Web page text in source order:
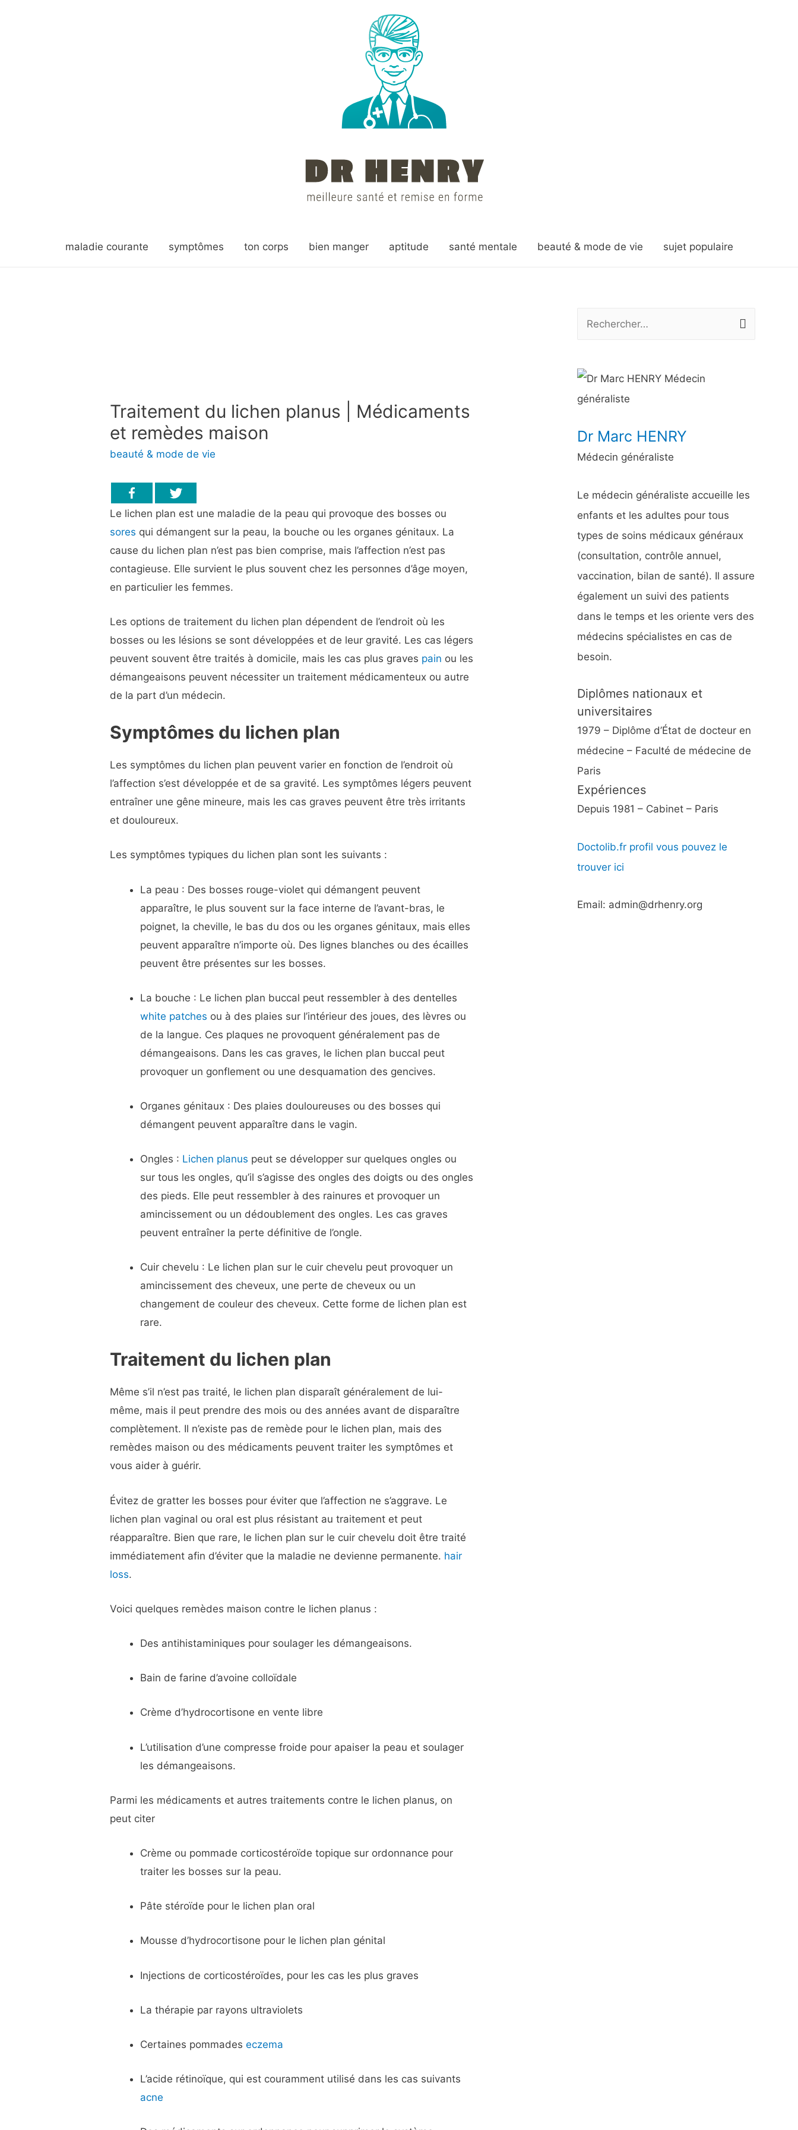
maladie courante symptômes ton corps bien manger aptitude santé mentale beauté & mode de vie sujet populaire
Traitement du lichen planus | Médicaments
et remèdes maison
beauté & mode de vie
Le lichen plan est une maladie de la peau qui provoque des bosses ou
sores qui démangent sur la peau, la bouche ou les organes génitaux. La
cause du lichen plan n’est pas bien comprise, mais l’affection n’est pas
contagieuse. Elle survient le plus souvent chez les personnes d’âge moyen,
en particulier les femmes.
Les options de traitement du lichen plan dépendent de l’endroit où les
bosses ou les lésions se sont développées et de leur gravité. Les cas légers
peuvent souvent être traités à domicile, mais les cas plus graves pain ou les
démangeaisons peuvent nécessiter un traitement médicamenteux ou autre
de la part d’un médecin.
Symptômes du lichen plan
Les symptômes du lichen plan peuvent varier en fonction de l’endroit où
l’affection s’est développée et de sa gravité. Les symptômes légers peuvent
entraîner une gêne mineure, mais les cas graves peuvent être très irritants
et douloureux.
Les symptômes typiques du lichen plan sont les suivants :
La peau : Des bosses rouge-violet qui démangent peuvent
apparaître, le plus souvent sur la face interne de l’avant-bras, le
poignet, la cheville, le bas du dos ou les organes génitaux, mais elles
peuvent apparaître n’importe où. Des lignes blanches ou des écailles
peuvent être présentes sur les bosses.
La bouche : Le lichen plan buccal peut ressembler à des dentelles
white patches ou à des plaies sur l’intérieur des joues, des lèvres ou
de la langue. Ces plaques ne provoquent généralement pas de
démangeaisons. Dans les cas graves, le lichen plan buccal peut
provoquer un gonflement ou une desquamation des gencives.
Organes génitaux : Des plaies douloureuses ou des bosses qui
démangent peuvent apparaître dans le vagin.
Ongles : Lichen planus peut se développer sur quelques ongles ou
sur tous les ongles, qu’il s’agisse des ongles des doigts ou des ongles
des pieds. Elle peut ressembler à des rainures et provoquer un
amincissement ou un dédoublement des ongles. Les cas graves
peuvent entraîner la perte définitive de l’ongle.
Cuir chevelu : Le lichen plan sur le cuir chevelu peut provoquer un
amincissement des cheveux, une perte de cheveux ou un
changement de couleur des cheveux. Cette forme de lichen plan est
rare.
Traitement du lichen plan
Même s’il n’est pas traité, le lichen plan disparaît généralement de lui-
même, mais il peut prendre des mois ou des années avant de disparaître
complètement. Il n’existe pas de remède pour le lichen plan, mais des
remèdes maison ou des médicaments peuvent traiter les symptômes et
vous aider à guérir.
Évitez de gratter les bosses pour éviter que l’affection ne s’aggrave. Le
lichen plan vaginal ou oral est plus résistant au traitement et peut
réapparaître. Bien que rare, le lichen plan sur le cuir chevelu doit être traité
immédiatement afin d’éviter que la maladie ne devienne permanente. hair
loss.
Voici quelques remèdes maison contre le lichen planus :
Des antihistaminiques pour soulager les démangeaisons.
Bain de farine d’avoine colloïdale
Crème d’hydrocortisone en vente libre
L’utilisation d’une compresse froide pour apaiser la peau et soulager
les démangeaisons.
Parmi les médicaments et autres traitements contre le lichen planus, on
peut citer
Crème ou pommade corticostéroïde topique sur ordonnance pour
traiter les bosses sur la peau.
Pâte stéroïde pour le lichen plan oral
Mousse d’hydrocortisone pour le lichen plan génital
Injections de corticostéroïdes, pour les cas les plus graves
La thérapie par rayons ultraviolets
Certaines pommadeseczema
L’acide rétinoïque, qui est couramment utilisé dans les cas suivants
acne
h
e
c
h
r
:
Dr Marc HENRY
Médecin généraliste
Le médecin généraliste accueille les
enfants et les adultes pour tous
types de soins médicaux généraux
(consultation, contrôle annuel,
vaccination, bilan de santé). Il assure
également un suivi des patients
dans le temps et les oriente vers des
médecins spécialistes en cas de
besoin.
Diplômes nationaux et
universitaires
1979 – Diplôme d’État de docteur en
médecine – Faculté de médecine de
Paris
Expériences
Depuis 1981 – Cabinet – Paris
Doctolib.fr profil vous pouvez le
trouver ici
Email: admin@drhenry.org